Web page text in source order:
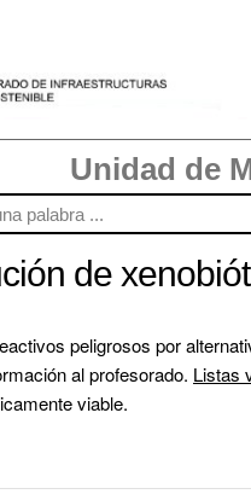
Unidad de
de
peligrosos por
al profesorado. Listas
viable.